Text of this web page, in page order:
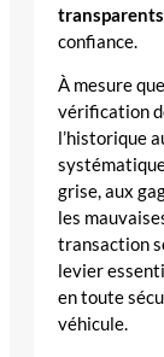
transparents
confiance.
À mesure
vérification
l’historique
grise, aux
les
transaction
levier
en toute
véhicule.